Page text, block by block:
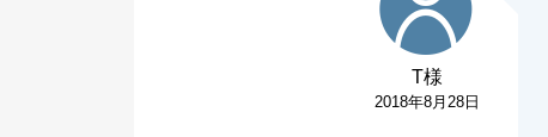
T様
2018年8月28日